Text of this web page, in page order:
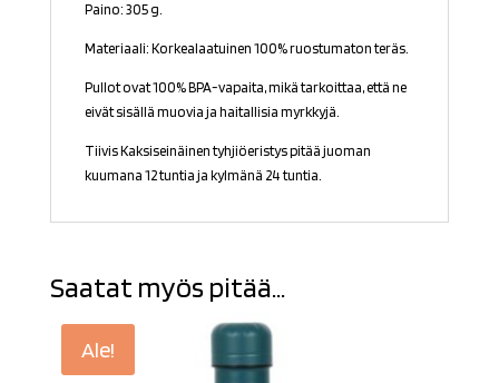
Paino: 305 g.
Materiaali: Korkealaatuinen 100% ruostumaton teräs.
Pullot ovat 100% BPA-vapaita, mikä tarkoittaa, että ne
eivät sisällä muovia ja haitallisia myrkkyjä.
Tiivis Kaksiseinäinen tyhjiöeristys pitää juoman
kuumana 12 tuntia ja kylmänä 24 tuntia.
Saatat myös pitää...
Ale!